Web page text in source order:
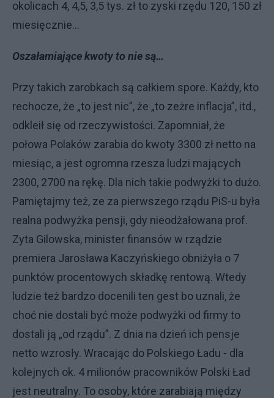
okolicach 4, 4,5, 3,5 tys. zł to zyski rzędu 120, 150 zł
miesięcznie…
Oszałamiające kwoty to nie są…
Przy takich zarobkach są całkiem spore. Każdy, kto
rechocze, że „to jest nic”, że „to zeżre inflacja”, itd.,
odkleił się od rzeczywistości. Zapomniał, że
połowa Polaków zarabia do kwoty 3300 zł netto na
miesiąc, a jest ogromna rzesza ludzi mających
2300, 2700 na rękę. Dla nich takie podwyżki to dużo.
Pamiętajmy też, ze za pierwszego rządu PiS-u była
realna podwyżka pensji, gdy nieodżałowana prof.
Zyta Gilowska, minister finansów w rządzie
premiera Jarosława Kaczyńskiego obniżyła o 7
punktów procentowych składkę rentową. Wtedy
ludzie też bardzo docenili ten gest bo uznali, że
choć nie dostali być może podwyżki od firmy to
dostali ją „od rządu”. Z dnia na dzień ich pensje
netto wzrosły. Wracając do Polskiego Ładu - dla
kolejnych ok. 4 milionów pracowników Polski Ład
jest neutralny. To osoby, które zarabiają między